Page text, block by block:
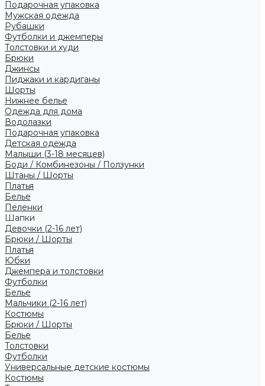
Подарочная упаковка
Мужская одежда
Рубашки
Футболки и джемперы
Толстовки и худи
Брюки
Джинсы
Пиджаки и кардиганы
Шорты
Нижнее белье
Одежда для дома
Водолазки
Подарочная упаковка
Детская одежда
Малыши (3-18 месяцев)
Боди / Комбинезоны / Ползунки
Штаны / Шорты
Платья
Белье
Пеленки
Шапки
Девочки (2-16 лет)
Брюки / Шорты
Платья
Юбки
Джемпера и толстовки
Футболки
Белье
Мальчики (2-16 лет)
Костюмы
Брюки / Шорты
Белье
Толстовки
Футболки
Универсальные детские костюмы
Костюмы